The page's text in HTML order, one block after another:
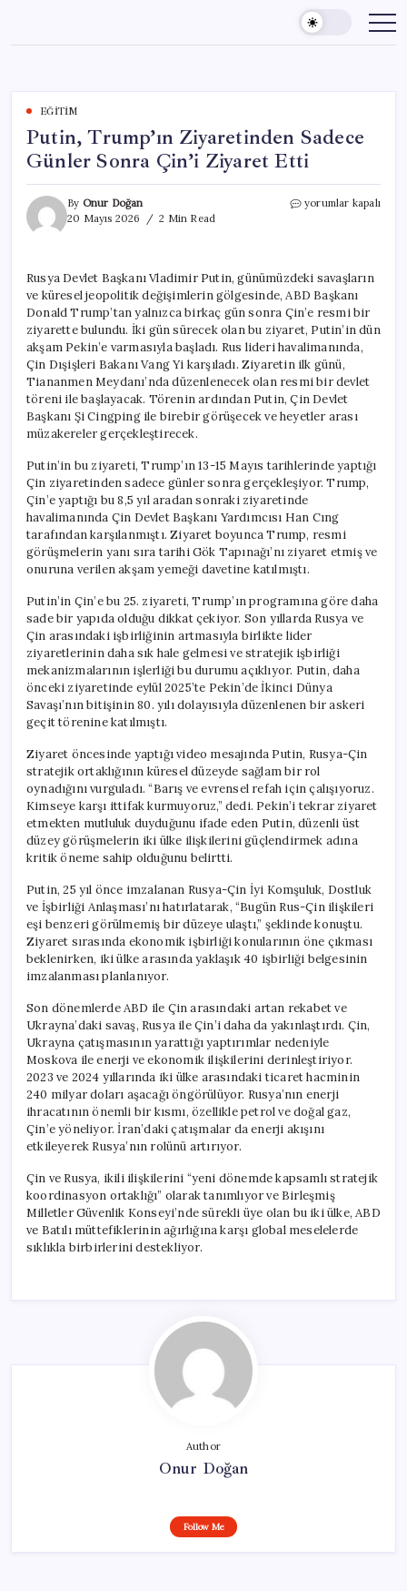
content
EĞITIM
Putin, Trump’ın Ziyaretinden Sadece
Günler Sonra Çin’i Ziyaret Etti
By Onur Doğan
20 Mayıs 2026
2 Min Read
Putin,
Sonra
Çin’i
Ziyaret
Etti
için
yorumlar kapalı
Rusya Devlet Başkanı Vladimir Putin, günümüzdeki savaşların
ve küresel jeopolitik değişimlerin gölgesinde, ABD Başkanı
Donald Trump’tan yalnızca birkaç gün sonra Çin’e resmi bir
ziyarette bulundu. İki gün sürecek olan bu ziyaret, Putin’in dün
akşam Pekin’e varmasıyla başladı. Rus lideri havalimanında,
Çin Dışişleri Bakanı Vang Yi karşıladı. Ziyaretin ilk günü,
Tiananmen Meydanı’nda düzenlenecek olan resmi bir devlet
töreni ile başlayacak. Törenin ardından Putin, Çin Devlet
Başkanı Şi Cingping ile birebir görüşecek ve heyetler arası
müzakereler gerçekleştirecek.
Putin’in bu ziyareti, Trump’ın 13-15 Mayıs tarihlerinde yaptığı
Çin ziyaretinden sadece günler sonra gerçekleşiyor. Trump,
Çin’e yaptığı bu 8,5 yıl aradan sonraki ziyaretinde
havalimanında Çin Devlet Başkanı Yardımcısı Han Cıng
tarafından karşılanmıştı. Ziyaret boyunca Trump, resmi
görüşmelerin yanı sıra tarihi Gök Tapınağı’nı ziyaret etmiş ve
onuruna verilen akşam yemeği davetine katılmıştı.
Putin’in Çin’e bu 25. ziyareti, Trump’ın programına göre daha
sade bir yapıda olduğu dikkat çekiyor. Son yıllarda Rusya ve
Çin arasındaki işbirliğinin artmasıyla birlikte lider
ziyaretlerinin daha sık hale gelmesi ve stratejik işbirliği
mekanizmalarının işlerliği bu durumu açıklıyor. Putin, daha
önceki ziyaretinde eylül 2025’te Pekin’de İkinci Dünya
Savaşı’nın bitişinin 80. yılı dolayısıyla düzenlenen bir askeri
geçit törenine katılmıştı.
Ziyaret öncesinde yaptığı video mesajında Putin, Rusya-Çin
stratejik ortaklığının küresel düzeyde sağlam bir rol
oynadığını vurguladı. “Barış ve evrensel refah için çalışıyoruz.
Kimseye karşı ittifak kurmuyoruz,” dedi. Pekin’i tekrar ziyaret
etmekten mutluluk duyduğunu ifade eden Putin, düzenli üst
düzey görüşmelerin iki ülke ilişkilerini güçlendirmek adına
kritik öneme sahip olduğunu belirtti.
Putin, 25 yıl önce imzalanan Rusya-Çin İyi Komşuluk, Dostluk
ve İşbirliği Anlaşması’nı hatırlatarak, “Bugün Rus-Çin ilişkileri
eşi benzeri görülmemiş bir düzeye ulaştı,” şeklinde konuştu.
Ziyaret sırasında ekonomik işbirliği konularının öne çıkması
beklenirken, iki ülke arasında yaklaşık 40 işbirliği belgesinin
imzalanması planlanıyor.
Son dönemlerde ABD ile Çin arasındaki artan rekabet ve
Ukrayna’daki savaş, Rusya ile Çin’i daha da yakınlaştırdı. Çin,
Ukrayna çatışmasının yarattığı yaptırımlar nedeniyle
Moskova ile enerji ve ekonomik ilişkilerini derinleştiriyor.
2023 ve 2024 yıllarında iki ülke arasındaki ticaret hacminin
240 milyar doları aşacağı öngörülüyor. Rusya’nın enerji
ihracatının önemli bir kısmı, özellikle petrol ve doğal gaz,
Çin’e yöneliyor. İran’daki çatışmalar da enerji akışını
etkileyerek Rusya’nın rolünü artırıyor.
Çin ve Rusya, ikili ilişkilerini “yeni dönemde kapsamlı stratejik
koordinasyon ortaklığı” olarak tanımlıyor ve Birleşmiş
Milletler Güvenlik Konseyi’nde sürekli üye olan bu iki ülke, ABD
ve Batılı müttefiklerinin ağırlığına karşı global meselelerde
sıklıkla birbirlerini destekliyor.
Author
Onur Doğan
Follow Me